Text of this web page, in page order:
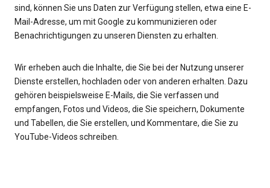
sind, können Sie uns Daten zur Verfügung stellen, etwa eine E-
Mail-Adresse, um mit Google zu kommunizieren oder
Benachrichtigungen zu unseren Diensten zu erhalten.
Wir erheben auch die Inhalte, die Sie bei der Nutzung unserer
Dienste erstellen, hochladen oder von anderen erhalten. Dazu
gehören beispielsweise E-Mails, die Sie verfassen und
empfangen, Fotos und Videos, die Sie speichern, Dokumente
und Tabellen, die Sie erstellen, und Kommentare, die Sie zu
YouTube-Videos schreiben.